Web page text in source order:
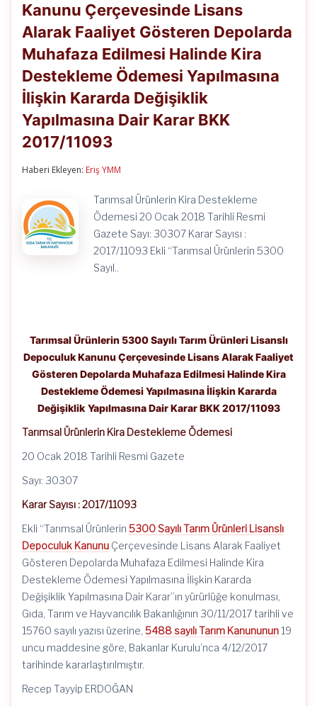
Lisanslı
Depoculuk
Kanunu
Çerçevesinde
Lisans
Alarak
Faaliyet
Gösteren
Depolarda
Muhafaza
Yapılmasına
İlişkin
Kararda
Değişiklik
Yapılmasına
Dair
Kanunu Çerçevesinde Lisans
Alarak Faaliyet Gösteren Depolarda
Muhafaza Edilmesi Halinde Kira
Destekleme Ödemesi Yapılmasına
İlişkin Kararda Değişiklik
Yapılmasına Dair Karar BKK
2017/11093
Haberi Ekleyen: Eriş YMM
Tarımsal Ürünlerin Kira Destekleme
Ödemesi 20 Ocak 2018 Tarihli Resmi
Gazete Sayı: 30307 Karar Sayısı :
2017/11093 Ekli “Tarımsal Ürünlerin 5300
Sayıl..
Tarımsal Ürünlerin 5300 Sayılı Tarım Ürünleri Lisanslı
Depoculuk Kanunu Çerçevesinde Lisans Alarak Faaliyet
Gösteren Depolarda Muhafaza Edilmesi Halinde Kira
Destekleme Ödemesi Yapılmasına İlişkin Kararda
Değişiklik Yapılmasına Dair Karar BKK 2017/11093
Tarımsal Ürünlerin Kira Destekleme Ödemesi
20 Ocak 2018 Tarihli Resmi Gazete
Sayı: 30307
Karar Sayısı : 2017/11093
Ekli “Tarımsal Ürünlerin 5300 Sayılı Tarım Ürünleri Lisanslı
Depoculuk Kanunu Çerçevesinde Lisans Alarak Faaliyet
Gösteren Depolarda Muhafaza Edilmesi Halinde Kira
Destekleme Ödemesi Yapılmasına İlişkin Kararda
Değişiklik Yapılmasına Dair Karar”ın yürürlüğe konulması,
Gıda, Tarım ve Hayvancılık Bakanlığının 30/11/2017 tarihli ve
15760 sayılı yazısı üzerine, 5488 sayılı Tarım Kanununun 19
uncu maddesine göre, Bakanlar Kurulu’nca 4/12/2017
tarihinde kararlaştırılmıştır.
Recep Tayyip ERDOĞAN